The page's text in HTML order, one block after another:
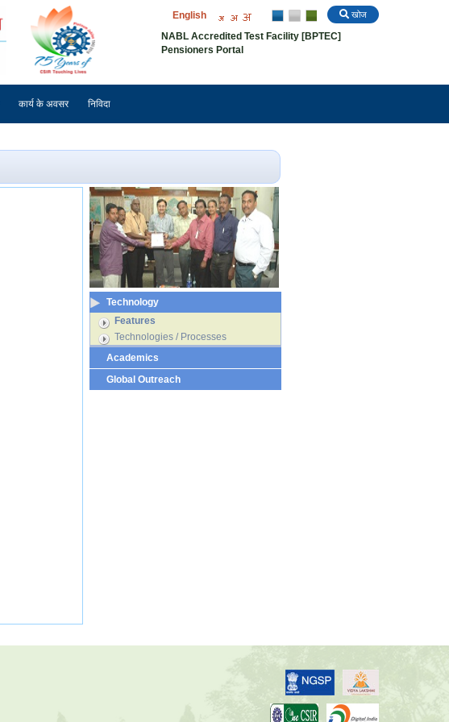
खोज
English
NABL Accredited Test Facility [BPTEC]
Pensioners Portal
कार्य के अवसर निविदा
Technology
Features
Technologies / Processes
Academics
Global Outreach